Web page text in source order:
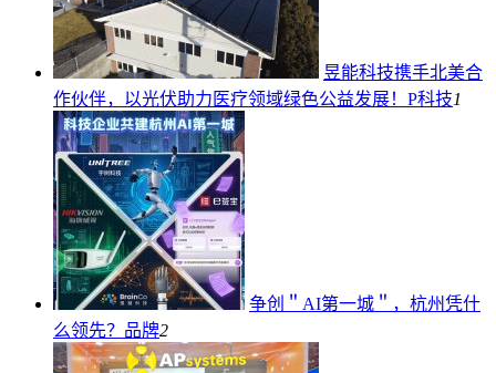
昱能科技携手北美合
作伙伴，以光伏助力医疗领域绿色公益发展！ P科技1
争创＂AI第一城＂，杭州凭什
么领先？ 品牌2